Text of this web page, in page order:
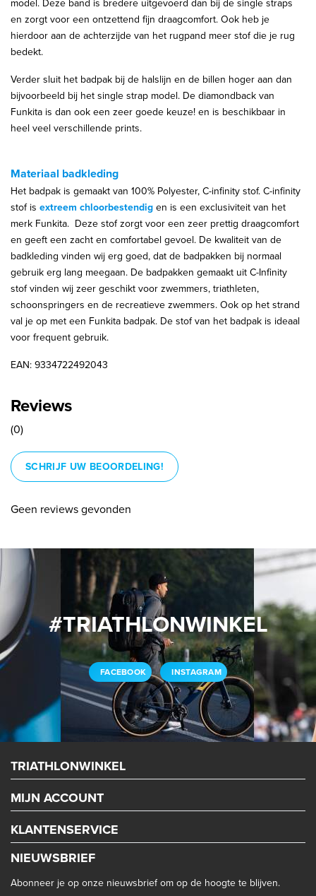
en zorgt voor een ontzettend fijn draagcomfort. Ook heb je
hierdoor aan de achterzijde van het rugpand meer stof die je rug
bedekt.
Verder sluit het badpak bij de halslijn en de billen hoger aan dan
bijvoorbeeld bij het single strap model. De diamondback van
Funkita is dan ook een zeer goede keuze! en is beschikbaar in
heel veel verschillende prints.
Materiaal badkleding
Het badpak is gemaakt van 100% Polyester, C-infinity stof. C-infinity
stof is extreem chloorbestendig en is een exclusiviteit van het
merk Funkita. Deze stof zorgt voor een zeer prettig draagcomfort
en geeft een zacht en comfortabel gevoel. De kwaliteit van de
badkleding vinden wij erg goed, dat de badpakken bij normaal
gebruik erg lang meegaan. De badpakken gemaakt uit C-Infinity
stof vinden wij zeer geschikt voor zwemmers, triathleten,
schoonspringers en de recreatieve zwemmers. Ook op het strand
val je op met een Funkita badpak. De stof van het badpak is ideaal
voor frequent gebruik.
EAN: 9334722492043
Reviews
(0)
SCHRIJF UW BEOORDELING!
Geen reviews gevonden
#TRIATHLONWINKEL
FACEBOOK INSTAGRAM
TRIATHLONWINKEL
MIJN ACCOUNT
KLANTENSERVICE
NIEUWSBRIEF
Abonneer je op onze nieuwsbrief om op de hoogte te blijven.